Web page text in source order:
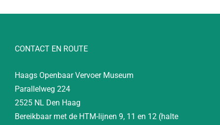
CONTACT EN ROUTE
Haags Openbaar Vervoer Museum
Parallelweg 224
2525 NL Den Haag
Bereikbaar met de HTM-lijnen 9, 11 en 12 (halte